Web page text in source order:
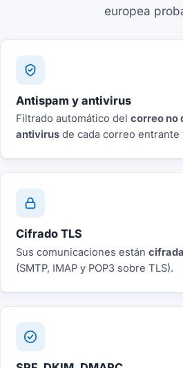
europea
Antispam y antivirus
Filtrado automático del correo no
antivirus de cada correo entrante
Cifrado TLS
Sus comunicaciones están
(SMTP, IMAP y POP3 sobre TLS).